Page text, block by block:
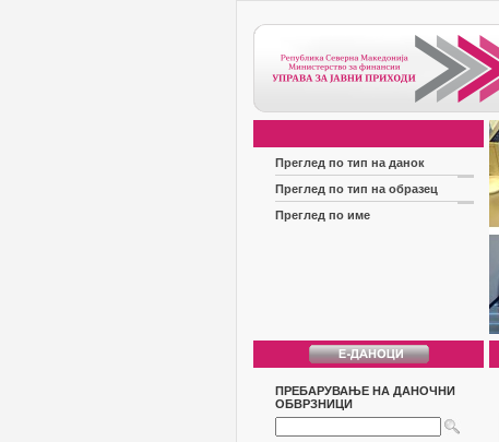
Преглед по тип на данок
Преглед по тип на образец
Преглед по име
ПРЕБАРУВАЊЕ НА ДАНОЧНИ
ОБВРЗНИЦИ